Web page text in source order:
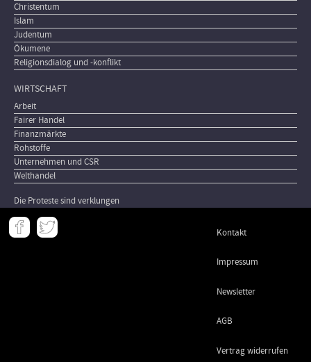
Christentum
Islam
Judentum
Ökumene
Religionsdialog und -konflikt
WIRTSCHAFT
Arbeit
Fairer Handel
Finanzmärkte
Rohstoffe
Unternehmen und CSR
Welthandel
Die Proteste sind verklungen
Meta
- Kontakt
Impressum
Newsletter
AGB
Vertrag widerrufen